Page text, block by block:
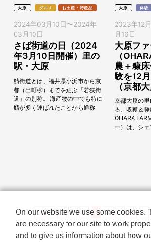
大原 グルメ お土産・特産品
2024年03月10日 〜2024年
03月10日
さば街道の日（2024
年3月10日開催）里の
駅・大原
鯖街道とは、福井県小浜市から京
都（出町柳）までを結ぶ「若狭街
道」の別称。 海産物の中でも特に
鯖が多く運ばれたことから通称
大原 体験
2023年12
月16日
大原フ
（
農＋糠
験を12
（京都大
京都大原の里
る、収穫＆
OHARA
ー）は、シェ
3 / 9 « 1 2 3 4 5 6 7
On our website we use some cookies.
are necessary for our site to work
and to give us information about how